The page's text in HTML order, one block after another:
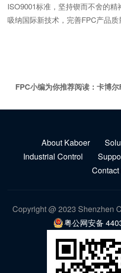
ISO9001标准，坚持锲而不舍的
吸纳国际新技术，完善FPC产品质
FPC小编为你推荐阅读： 卡博尔
About Kaboer
Industrial Control
Contact
Copyright @ 2023 Shenzhen
粤公网安备